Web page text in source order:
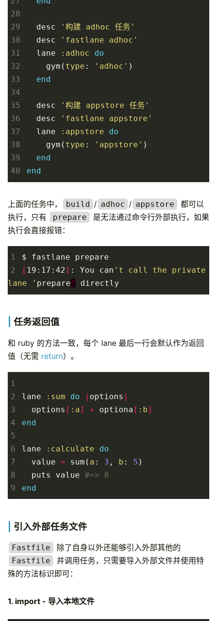
28
29
desc
'构建 adhoc 任务'
30
desc
'fastlane adhoc'
31
lane :adhoc
do
32
gym ( type : 'adhoc' )
33
end
34
35
desc
'构建 appstore 任务'
36
desc
'fastlane appstore'
37
lane :appstore
do
38
gym ( type : 'appstore' )
39
end
40
end
上面的任务中， build / adhoc / appstore
都可以
执行，只有
prepare
是无法通过命令行外部执行，如果
执行会直接报错：
1
2
[ 19:17:42] : You can 't call the private
lane ' prepare '
任务返回值
和 ruby 的方法一致，每个 lane 最后一行会默认作为返回
值（无需 return）。
1
2
lane :sum do | options |
3
options [ :a] + optiona [ :b]
4
end
5
6
lane :calculate
do
7
value = sum ( a : 3 , b : 5 )
8
puts value #=> 8
9
end
引入外部任务文件
Fastfile 除了自身以外还能够引入外部其他的
Fastfile
并调用任务，只需要导入外部文件并使用特
殊的方法标识即可：
1. import - 导入本地文件